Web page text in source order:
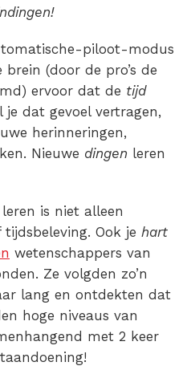
piloot-modus
brein (door de pro’s de
ervoor dat de tijd
dat gevoel vertragen,
herinneringen,
Nieuwe dingen leren
is niet alleen
Ook je hart
wetenschappers van
Ze volgden zo’n
lang en ontdekten dat
hoge niveaus van
met 2 keer